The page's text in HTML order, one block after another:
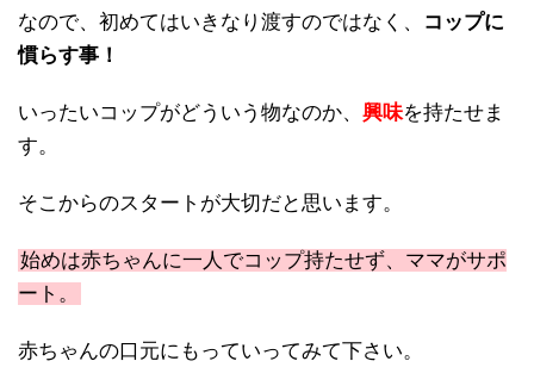
なので、初めてはいきなり渡すのではなく、
コップに
慣らす事！
いったいコップがどういう物なのか、 興味を持たせま
す。
そこからのスタートが大切だと思います。
始めは赤ちゃんに一人でコップ持たせず、ママがサポ
ート。
赤ちゃんの口元にもっていってみて下さい。